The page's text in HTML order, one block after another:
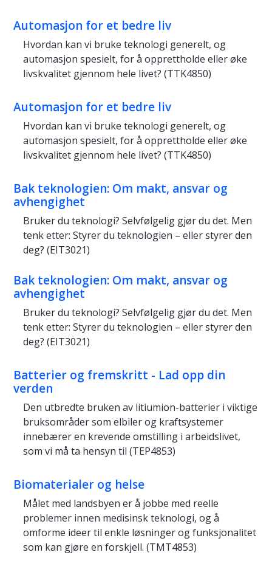
Automasjon for et bedre liv
Hvordan kan vi bruke teknologi generelt, og
automasjon spesielt, for å opprettholde eller øke
livskvalitet gjennom hele livet? (TTK4850)
Automasjon for et bedre liv
Hvordan kan vi bruke teknologi generelt, og
automasjon spesielt, for å opprettholde eller øke
livskvalitet gjennom hele livet? (TTK4850)
Bak teknologien: Om makt, ansvar og
avhengighet
Bruker du teknologi? Selvfølgelig gjør du det. Men
tenk etter: Styrer du teknologien – eller styrer den
deg? (EIT3021)
Bak teknologien: Om makt, ansvar og
avhengighet
Bruker du teknologi? Selvfølgelig gjør du det. Men
tenk etter: Styrer du teknologien – eller styrer den
deg? (EIT3021)
Batterier og fremskritt - Lad opp din
verden
Den utbredte bruken av litiumion-batterier i viktige
bruksområder som elbiler og kraftsystemer
innebærer en krevende omstilling i arbeidslivet,
som vi må ta hensyn til (TEP4853)
Biomaterialer og helse
Målet med landsbyen er å jobbe med reelle
problemer innen medisinsk teknologi, og å
omforme ideer til enkle løsninger og funksjonalitet
som kan gjøre en forskjell. (TMT4853)